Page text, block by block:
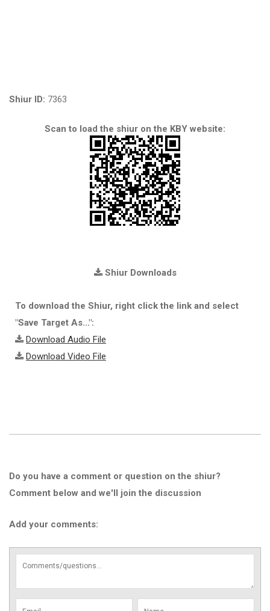
Shiur ID: 7363
Scan to load the shiur on the KBY website:
Shiur Downloads
To download the Shiur, right click the link and select
"Save Target As...":
Download Audio File
Download Video File
Do you have a comment or question on the shiur?
Comment below and we'll join the discussion
Add your comments: